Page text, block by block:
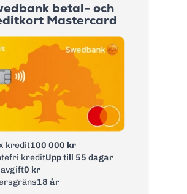
butiker
Kompletterande
reseförsäkring med
avbeställningsskydd
+ Köpförsäkring
16,74%
14,75% - 19,27%
EES inkl. 2 % lägst 40 SEK
EU/EES:
0 kr
betal- och
Mastercard
kredit100 000 kr
kreditUpp till 55 dagar
0 kr
18 år